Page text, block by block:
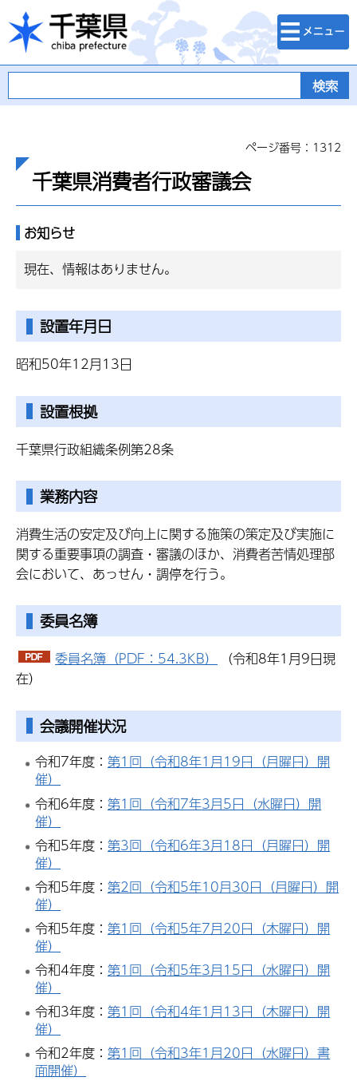
千葉県
検索・メニュ
ー
ページ番号：1312
千葉県消費者行政審議会
お知らせ
現在、情報はありません。
設置年月日
昭和50年12月13日
設置根拠
千葉県行政組織条例第28条
業務内容
消費生活の安定及び向上に関する施策の策定及び実施に
関する重要事項の調査・審議のほか、消費者苦情処理部
会において、あっせん・調停を行う。
委員名簿
委員名簿（PDF：54.3KB）
（令和8年1月9日現
在）
会議開催状況
令和7年度：第1回（令和8年1月19日（月曜日）開
催）
令和6年度：第1回（令和7年3月5日（水曜日）開
催）
令和5年度：第3回（令和6年3月18日（月曜日）開
催）
令和5年度：第2回（令和5年10月30日（月曜日）開
催）
令和5年度：第1回（令和5年7月20日（木曜日）開
催）
令和4年度：第1回（令和5年3月15日（水曜日）開
催）
令和3年度：第1回（令和4年1月13日（木曜日）開
催）
令和2年度：第1回（令和3年1月20日（水曜日）書
面開催）